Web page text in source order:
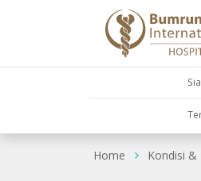
Home Kondisi &